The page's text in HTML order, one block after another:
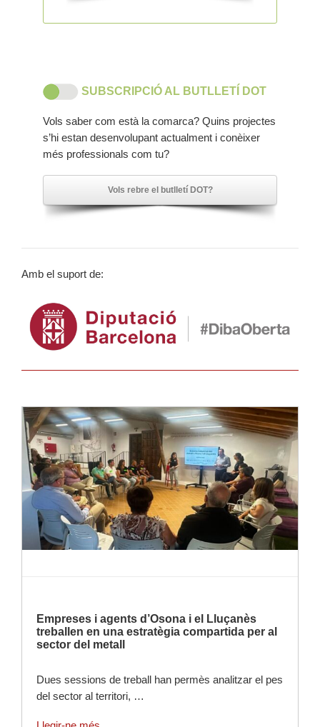
SUBSCRIPCIÓ AL BUTLLETÍ DOT
Vols saber com està la comarca? Quins projectes
s’hi estan desenvolupant actualment i conèixer
més professionals com tu?
Vols rebre el butlletí DOT?
Amb el suport de:
Llegir-ne més
Empreses i agents d’Osona i el Lluçanès
treballen en una estratègia compartida per al
sector del metall
Dues sessions de treball han permès analitzar el pes
del sector al territori, …